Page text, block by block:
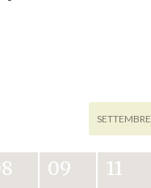
SETTEMBRE
09 11